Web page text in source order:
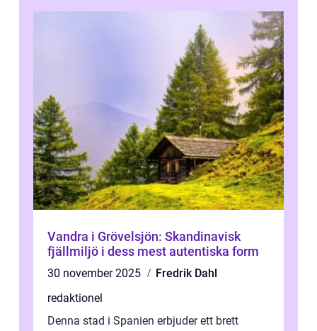
Vandra i Grövelsjön: Skandinavisk
fjällmiljö i dess mest autentiska form
30 november 2025
Fredrik Dahl
redaktionel
Denna stad i Spanien erbjuder ett brett